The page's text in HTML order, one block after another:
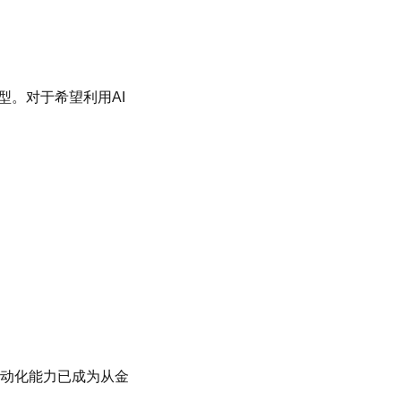
。对于希望利用AI
化能力已成为从金